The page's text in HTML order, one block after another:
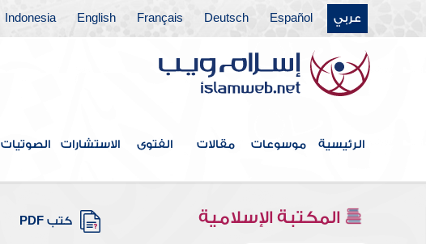
عربي Español
Deutsch
Français
English
Indonesia
الرئيسية موسوعات مقالات الفتوى الاستشارات الصوتيات
المكتبة الإسلامية كتب PDF